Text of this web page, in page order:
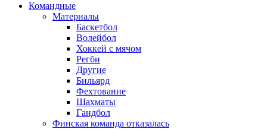
Командные
Материалы
Баскетбол
Волейбол
Хоккей с мячом
Регби
Другие
Бильярд
Фехтование
Шахматы
Гандбол
Финская команда отказалась